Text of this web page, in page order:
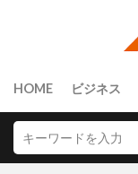
HOME ビジネス